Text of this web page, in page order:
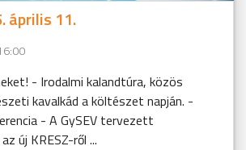
április 11.
- Irodalmi kalandtúra, közös
kavalkád a költészet napján. -
- A GySEV tervezett
új KRESZ-ről ...